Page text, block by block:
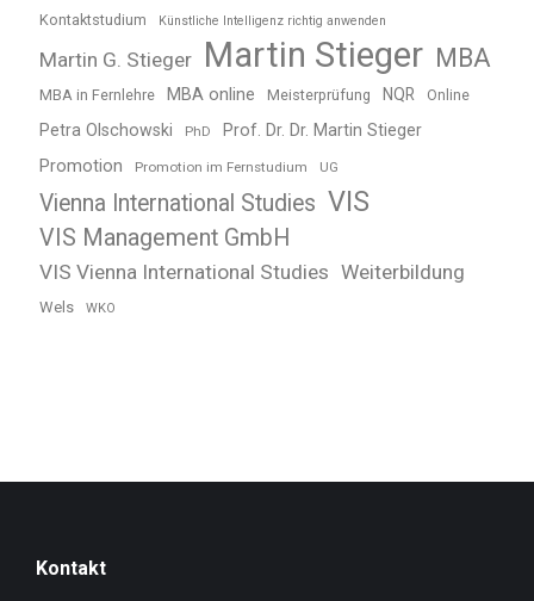
Kontaktstudium Künstliche Intelligenz richtig anwenden
Martin G. Stieger Martin Stieger MBA
MBA in Fernlehre MBA online Meisterprüfung NQR Online
Petra Olschowski PhD Prof. Dr. Dr. Martin Stieger
Promotion Promotion im Fernstudium UG
Vienna International Studies VIS
VIS Management GmbH
VIS Vienna International Studies Weiterbildung
Wels WKO
Kontakt